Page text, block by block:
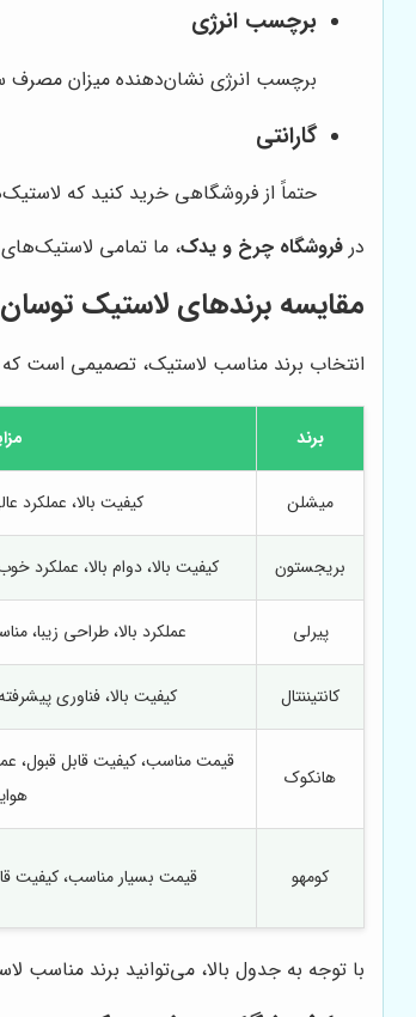
برچسب انرژی
برچسب انرژی نشان‌دهنده میزان مصرف
گارانتی
حتماً از فروشگاهی خرید کنید که
در فروشگاه چرخ و یدک، ما تمامی
مقایسه برندهای لاستیک
انتخاب برند مناسب لاستیک، تصمیمی است که
برند
میشلن کیفیت بالا، عملکرد
بریجستون کیفیت بالا، دوام بالا،
پیرلی عملکرد بالا، طراحی زیبا،
کانتیننتال کیفیت بالا، فناوری
هانکوک
قیمت مناسب، کیفیت قابل قبول،
کومهو قیمت بسیار مناسب، کیفیت
با توجه به جدول بالا، می‌توانید برند مناسب